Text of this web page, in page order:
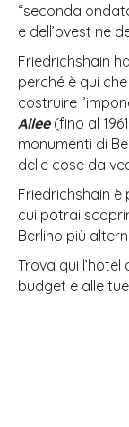
“seconda
e dell’ovest ne
Friedrichshain
perché è qui
costruire
Allee(fino al
monumenti di
delle cose da
Friedrichshain è
cui potrai
Berlino più
Trova qui
budget e alle